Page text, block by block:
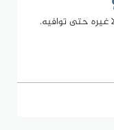
غيره حتى توافيه.